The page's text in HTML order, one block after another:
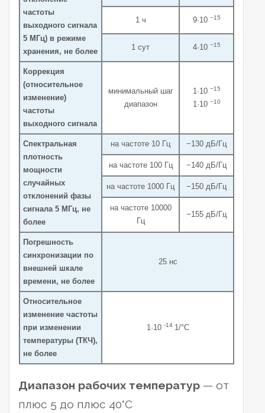
частоты
выходного сигнала
5 МГц) в режиме
хранения, не более
1 ч 9·10 −15
1 сут 4·10 −15
Коррекция
(относительное
изменение)
частоты
выходного сигнала
минимальный шаг
диапазон
1·10 −15
1·10 −10
Спектральная
плотность
мощности
случайных
отклонений фазы
сигнала 5 МГц, не
более
на частоте 10 Гц −130 дБ/Гц
на частоте 100 Гц −140 дБ/Гц
на частоте 1000 Гц −150 дБ/Гц
на частоте 10000
Гц
−155 дБ/Гц
Погрешность
синхронизации по
внешней шкале
времени, не более
25 нс
Относительное
изменение частоты
при изменении
температуры (ТКЧ),
не более
1·10 -14 1/°C
Диапазон рабочих температур — от
плюс 5 до плюс 40°С